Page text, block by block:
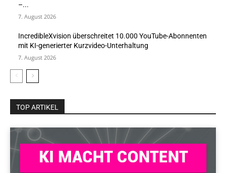
–...
7. August 2026
IncredibleXvision überschreitet 10.000 YouTube-Abonnenten
mit KI-generierter Kurzvideo-Unterhaltung
7. August 2026
TOP ARTIKEL